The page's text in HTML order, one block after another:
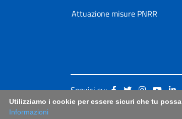
Attuazione misure PNRR
Seguici su:
Utilizziamo i cookie per essere sicuri che tu
Informazioni